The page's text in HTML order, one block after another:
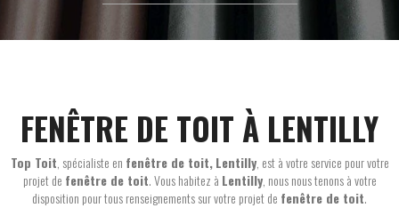
FENÊTRE DE TOIT À LENTILLY
Top Toit , spécialiste en fenêtre de toit, Lentilly, est à votre service pour votre
projet de fenêtre de toit. Vous habitez à Lentilly, nous nous tenons à votre
disposition pour tous renseignements sur votre projet de fenêtre de toit.